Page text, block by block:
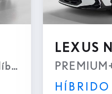
Gasolina
LEXUS
HÍBRIDO